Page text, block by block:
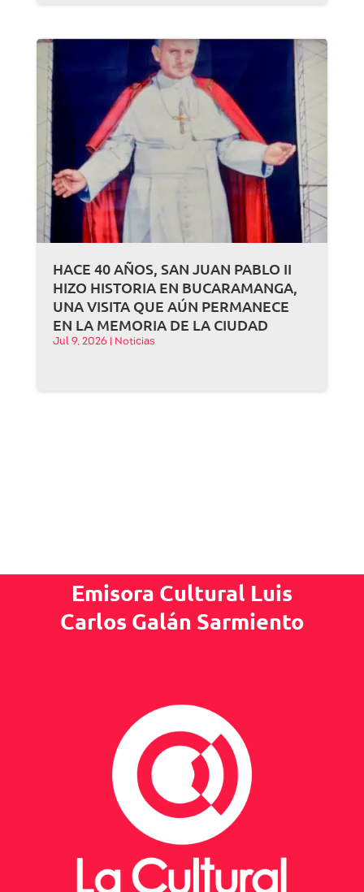
HACE 40 AÑOS, SAN JUAN PABLO II
HIZO HISTORIA EN BUCARAMANGA,
UNA VISITA QUE AÚN PERMANECE
EN LA MEMORIA DE LA CIUDAD
Jul 9, 2026 Noticias
Emisora Cultural Luis
Carlos Galán Sarmiento